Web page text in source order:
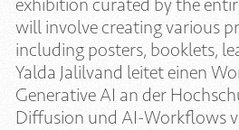
exhibition curated by the
will involve creating various
including posters, booklets,
Yalda Jalilvand leitet einen
Generative AI an der
Diffusion und AI-Workflows